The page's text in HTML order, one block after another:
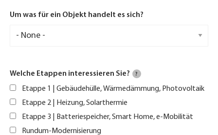
Um was für ein Objekt handelt es sich?
Welche Etappen interessieren Sie? ?
Etappe 1 | Gebäudehülle, Wärmedämmung, Photovoltaik
Etappe 2 | Heizung, Solarthermie
Etappe 3 | Batteriespeicher, Smart Home, e-Mobilität
Rundum-Modernisierung